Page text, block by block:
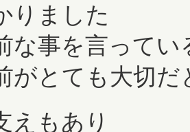
りました
な事を言ってい
がとても大切だ
えもあり